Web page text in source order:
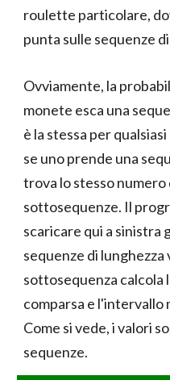
roulette particolare,
punta sulle sequenze
Ovviamente, la
monete esca una
è la stessa per
se uno prende una
trova lo stesso
sottosequenze. Il
scaricare qui a sinistra
sequenze di lunghezza
sottosequenza calcola
comparsa e l'intervallo
Come si vede, i valori
sequenze.